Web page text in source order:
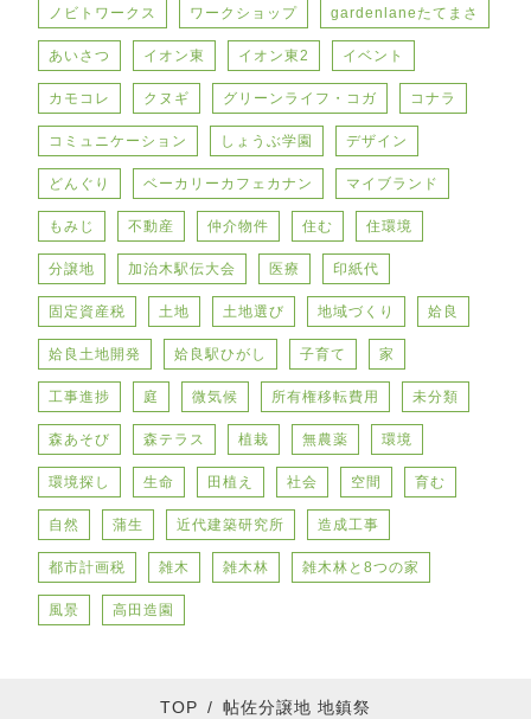
ノビトワークス ワークショップ gardenlaneたてまさ
あいさつ イオン東 イオン東2 イベント
カモコレ クヌギ グリーンライフ・コガ コナラ
コミュニケーション しょうぶ学園 デザイン
どんぐり ベーカリーカフェカナン マイブランド
もみじ 不動産 仲介物件 住む 住環境
分譲地 加治木駅伝大会 医療 印紙代
固定資産税 土地 土地選び 地域づくり 姶良
姶良土地開発 姶良駅ひがし 子育て 家
工事進捗 庭 微気候 所有権移転費用 未分類
森あそび 森テラス 植栽 無農薬 環境
環境探し 生命 田植え 社会 空間 育む
自然 蒲生 近代建築研究所 造成工事
都市計画税 雑木 雑木林 雑木林と8つの家
風景 高田造園
TOP / 帖佐分譲地 地鎮祭